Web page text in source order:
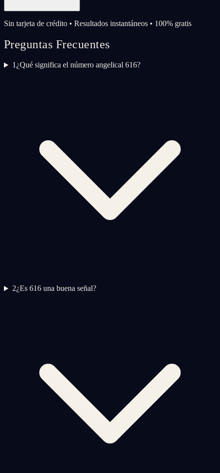
Sin tarjeta de crédito • Resultados instantáneos • 100% gratis
Preguntas Frecuentes
1¿Qué significa el número angelical 616?
2¿Es 616 una buena señal?